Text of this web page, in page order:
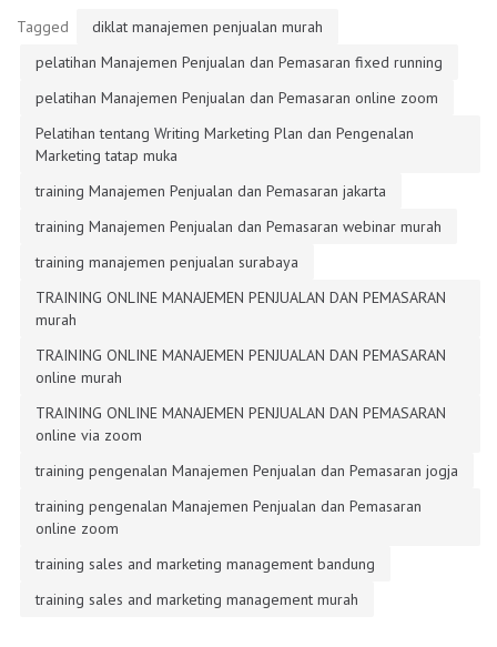
Tagged
diklat manajemen penjualan murah
pelatihan Manajemen Penjualan dan Pemasaran fixed running
pelatihan Manajemen Penjualan dan Pemasaran online zoom
Pelatihan tentang Writing Marketing Plan dan Pengenalan
Marketing tatap muka
training Manajemen Penjualan dan Pemasaran jakarta
training Manajemen Penjualan dan Pemasaran webinar murah
training manajemen penjualan surabaya
TRAINING ONLINE MANAJEMEN PENJUALAN DAN PEMASARAN
murah
TRAINING ONLINE MANAJEMEN PENJUALAN DAN PEMASARAN
online murah
TRAINING ONLINE MANAJEMEN PENJUALAN DAN PEMASARAN
online via zoom
training pengenalan Manajemen Penjualan dan Pemasaran jogja
training pengenalan Manajemen Penjualan dan Pemasaran
online zoom
training sales and marketing management bandung
training sales and marketing management murah